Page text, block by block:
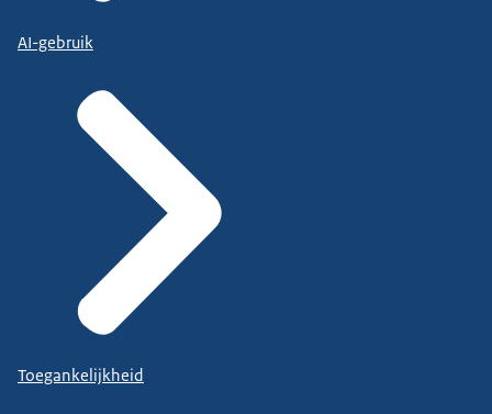
AI-gebruik
Toegankelijkheid